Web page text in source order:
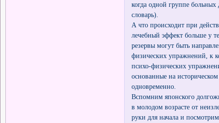
когда одной группе
словарь).
А что происходит при
лечебный эффект больше у
резервы могут быть
физических упражнений, к
психо-физических
основанные на
одновременно.
Вспомним японского
в молодом возрасте от
руки для начала и